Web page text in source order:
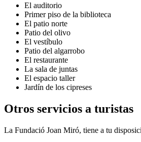
El auditorio
Primer piso de la biblioteca
El patio norte
Patio del olivo
El vestíbulo
Patio del algarrobo
El restaurante
La sala de juntas
El espacio taller
Jardín de los cipreses
Otros servicios a turistas
La Fundació Joan Miró, tiene a tu